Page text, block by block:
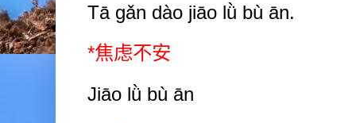
Tā gǎn dào jiāo lǜ bù ān.
*焦虑不安
Jiāo lǜ bù ān